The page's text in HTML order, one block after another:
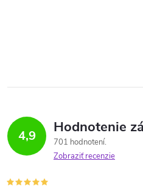
4,9 Hodnotenie
701 hodnotení
Zobraziť recenzie